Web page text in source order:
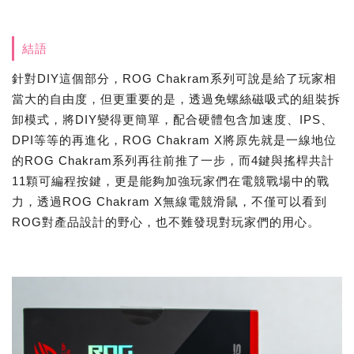
結語
針對DIY這個部分，ROG Chakram系列可說是給了玩家相
當大的自由度，但更重要的是，透過免螺絲磁吸式的組裝拆
卸模式，將DIY變得更簡單，配合硬體包含加速度、IPS、
DPI等等的再進化，ROG Chakram X將原先就是一線地位
的ROG Chakram系列再往前推了一步，而4鍵與搖桿共計
11顆可編程按鍵，更是能夠加強玩家們在電競戰場中的戰
力，透過ROG Chakram X無線電競滑鼠，不僅可以看到
ROG對產品設計的野心，也不難發現對玩家們的用心。